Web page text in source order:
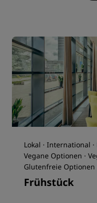
Lokal · International
Vegane Optionen ·
Glutenfreie Optionen
Frühstück